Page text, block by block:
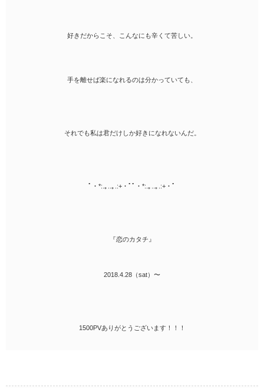
好きだからこそ、こんなにも辛くて苦しい。
手を離せば楽になれるのは分かっていても、
それでも私は君だけしか好きになれないんだ。
ﾟ・*:.｡..｡.:+・ﾟﾟ・*:.｡..｡.:+・ﾟ
『恋のカタチ』
2018.4.28（sat）〜
1500PVありがとうございます！！！